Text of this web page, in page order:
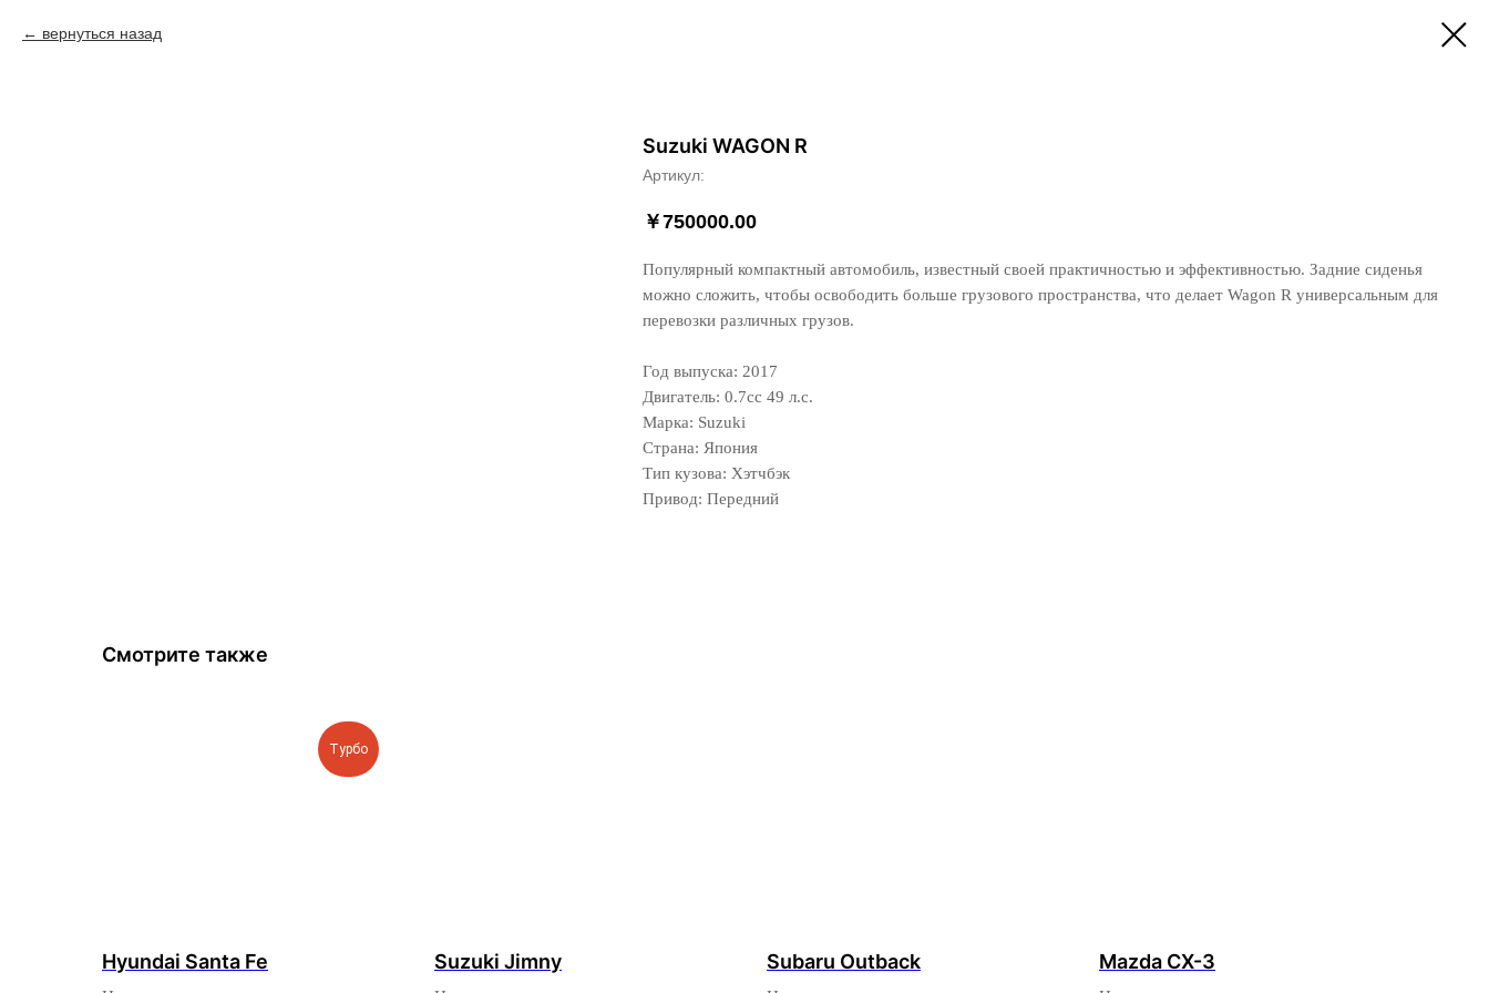
вернуться назад
Suzuki WAGON R
Артикул:
￥750000.00
Популярный компактный автомобиль, известный своей практичностью и эффективностью. Задние сиденья
можно сложить, чтобы освободить больше грузового пространства, что делает Wagon R универсальным для
перевозки различных грузов.
Год выпуска: 2017
Двигатель: 0.7сс 49 л.с.
Марка: Suzuki
Страна: Япония
Тип кузова: Хэтчбэк
Привод: Передний
Смотрите также
Турбо
Hyundai Santa Fe Suzuki Jimny Subaru Outback Mazda CX-3